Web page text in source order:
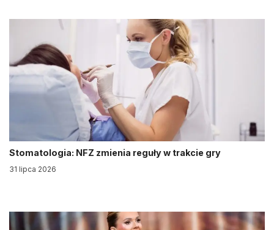
Stomatologia: NFZ zmienia reguły w trakcie gry
31 lipca 2026